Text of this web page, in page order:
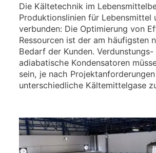
Die Kältetechnik im
Produktionslinien für Lebensmittel
verbunden: Die Optimierung von
Ressourcen ist der am häufigsten
Bedarf der Kunden. Verdunstungs-
adiabatische Kondensatoren
sein, je nach Projektanforderungen
unterschiedliche Kältemittelgase